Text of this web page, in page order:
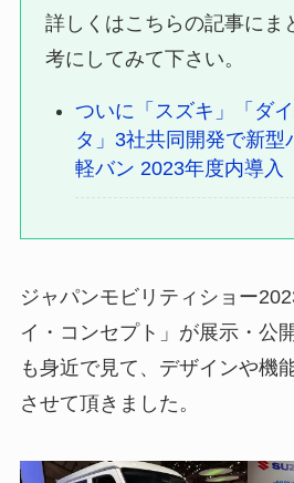
詳しくはこちらの記事にま
考にしてみて下さい。
ついに「スズキ」「ダ
タ」3社共同開発で新型
軽バン 2023年度内導入
ジャパンモビリティショー
イ・コンセプト」が展示・公
も身近で見て、デザインや機
させて頂きました。